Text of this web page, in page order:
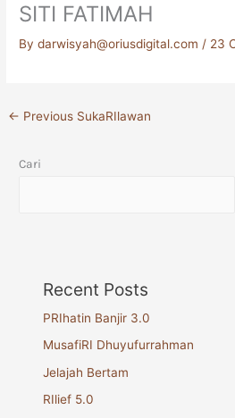
SITI FATIMAH
Bydarwisyah@oriusdigital.com/ 23
← Previous SukaRIlawan
Cari
Recent Posts
PRIhatin Banjir 3.0
MusafiRI Dhuyufurrahman
Jelajah Bertam
RIlief 5.0